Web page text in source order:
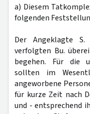
a) Diesem
folgenden
Der Angeklagte
verfolgten Bu.
begehen. Für die
sollten im
angeworbene
für kurze Zeit nach
und - entsprechend